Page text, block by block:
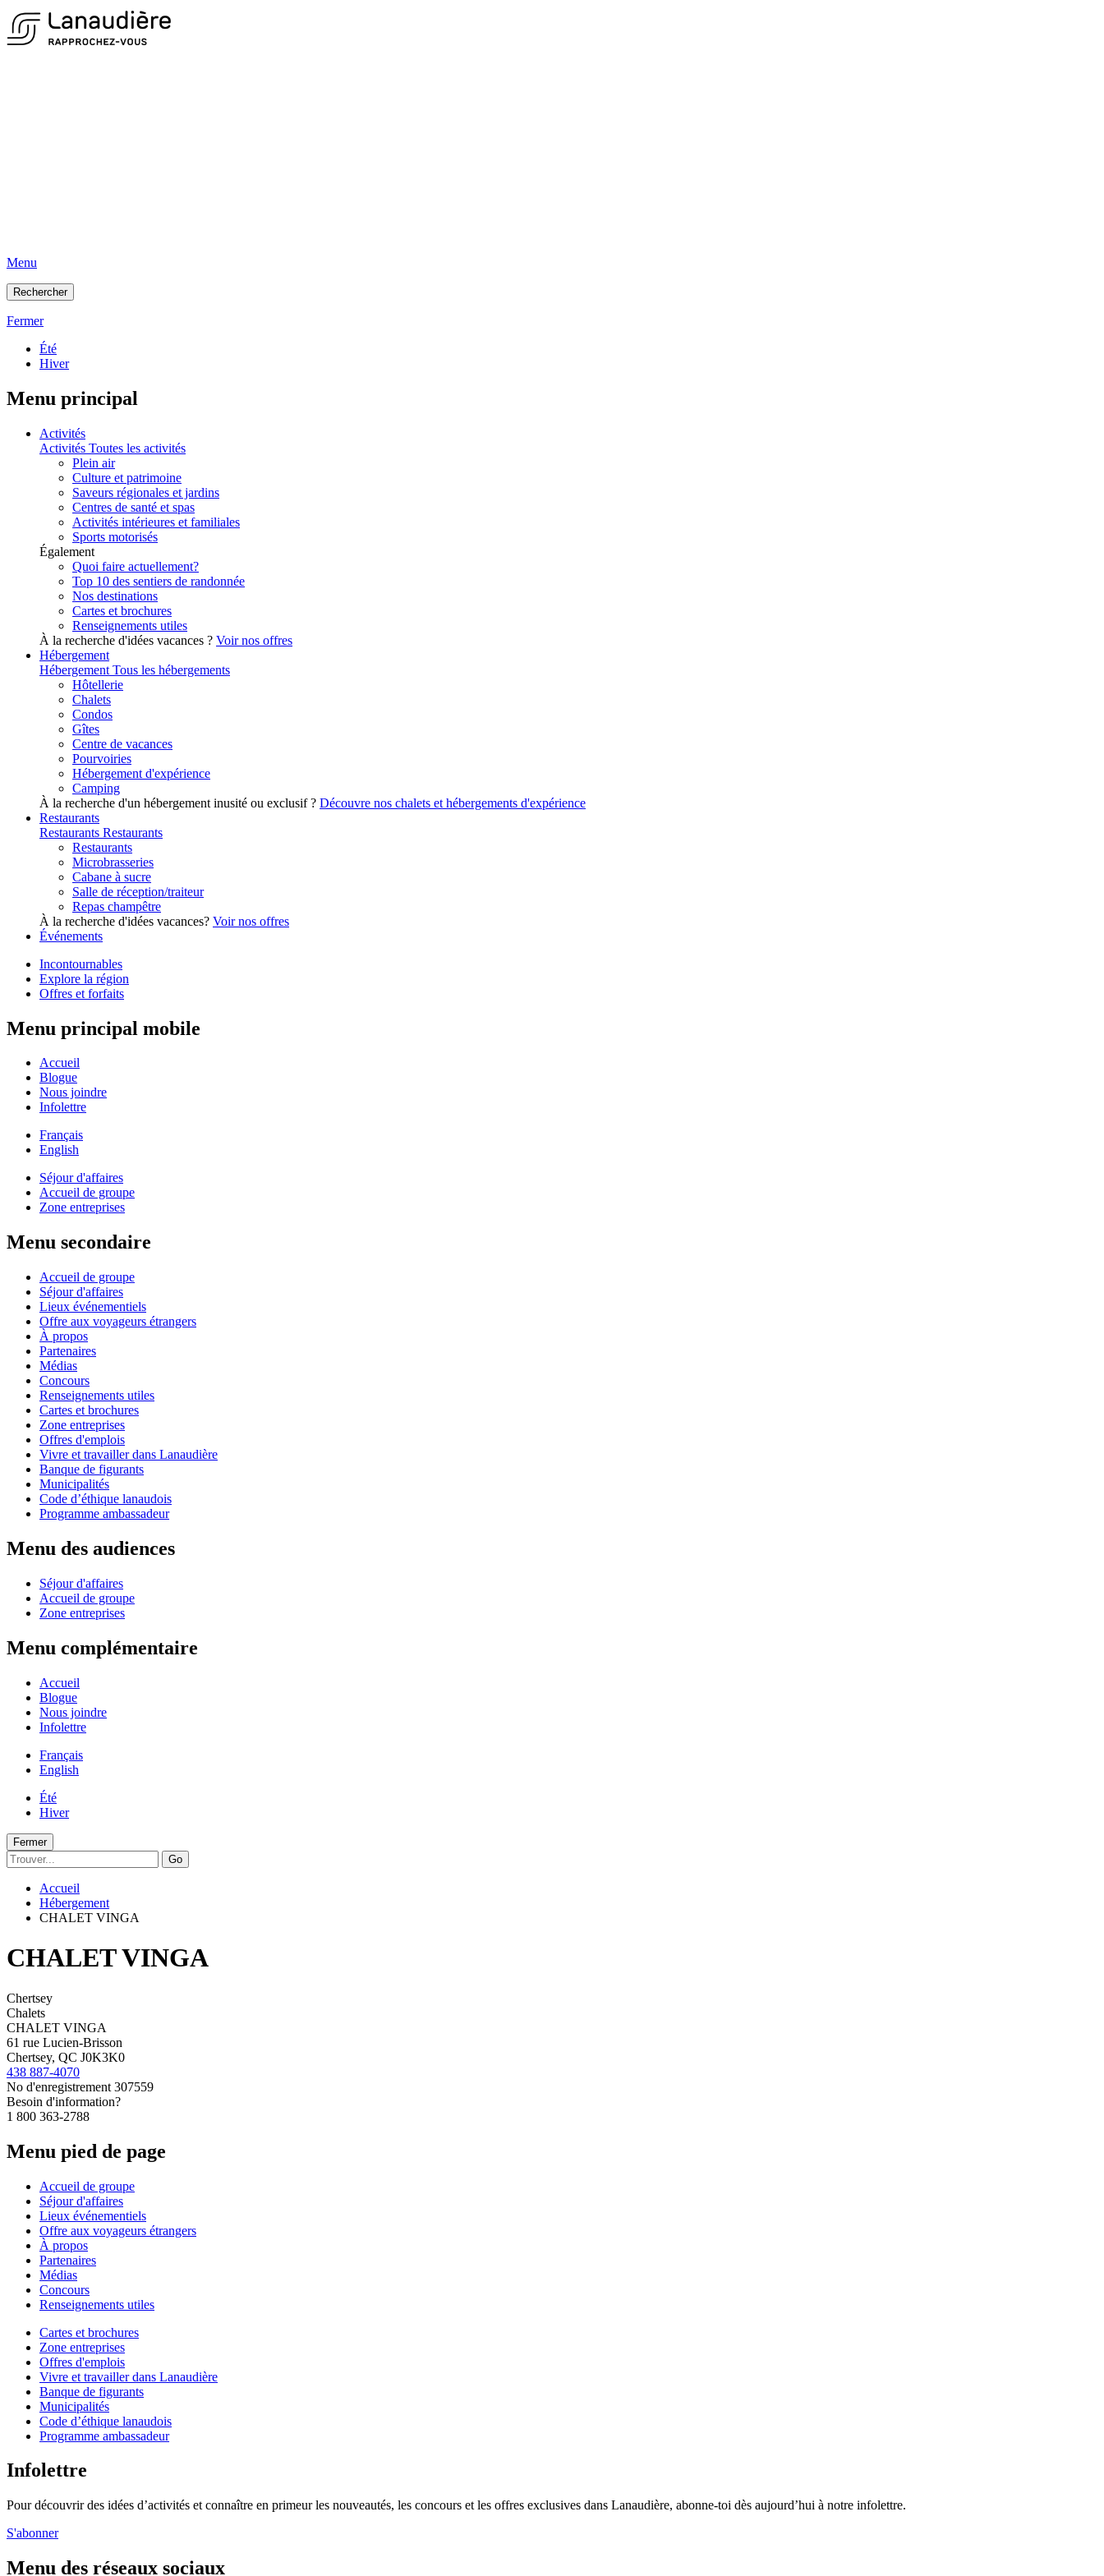
Menu
Rechercher
Fermer
Été
Hiver
Menu principal
Activités
Activités Toutes les activités
Plein air
Culture et patrimoine
Saveurs régionales et jardins
Centres de santé et spas
Activités intérieures et familiales
Sports motorisés
Également
Quoi faire actuellement?
Top 10 des sentiers de randonnée
Nos destinations
Cartes et brochures
Renseignements utiles
À la recherche d'idées vacances ? Voir nos offres
Hébergement
Hébergement Tous les hébergements
Hôtellerie
Chalets
Condos
Gîtes
Centre de vacances
Pourvoiries
Hébergement d'expérience
Camping
À la recherche d'un hébergement inusité ou exclusif ? Découvre nos chalets et hébergements d'expérience
Restaurants
Restaurants Restaurants
Restaurants
Microbrasseries
Cabane à sucre
Salle de réception/traiteur
Repas champêtre
À la recherche d'idées vacances? Voir nos offres
Événements
Incontournables
Explore la région
Offres et forfaits
Menu principal mobile
Accueil
Blogue
Nous joindre
Infolettre
Français
English
Séjour d'affaires
Accueil de groupe
Zone entreprises
Menu secondaire
Accueil de groupe
Séjour d'affaires
Lieux événementiels
Offre aux voyageurs étrangers
À propos
Partenaires
Médias
Concours
Renseignements utiles
Cartes et brochures
Zone entreprises
Offres d'emplois
Vivre et travailler dans Lanaudière
Banque de figurants
Municipalités
Code d’éthique lanaudois
Programme ambassadeur
Menu des audiences
Séjour d'affaires
Accueil de groupe
Zone entreprises
Menu complémentaire
Accueil
Blogue
Nous joindre
Infolettre
Français
English
Été
Hiver
Fermer
Go
Accueil
Hébergement
CHALET VINGA
CHALET VINGA
Chertsey
Chalets
CHALET VINGA
61 rue Lucien-Brisson
Chertsey, QC J0K3K0
438 887-4070
No d'enregistrement 307559
Besoin d'information?
1 800 363-2788
Menu pied de page
Accueil de groupe
Séjour d'affaires
Lieux événementiels
Offre aux voyageurs étrangers
À propos
Partenaires
Médias
Concours
Renseignements utiles
Cartes et brochures
Zone entreprises
Offres d'emplois
Vivre et travailler dans Lanaudière
Banque de figurants
Municipalités
Code d’éthique lanaudois
Programme ambassadeur
Infolettre
Pour découvrir des idées d’activités et connaître en primeur les nouveautés, les concours et les offres exclusives dans Lanaudière, abonne-toi dès aujourd’hui à notre infolettre.
S'abonner
Menu des réseaux sociaux